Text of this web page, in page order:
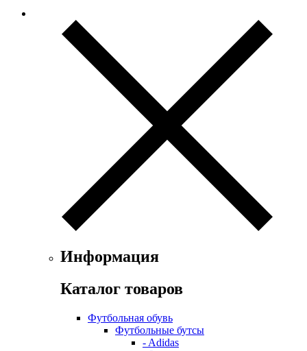
Информация
Каталог товаров
Футбольная обувь
Футбольные бутсы
- Adidas